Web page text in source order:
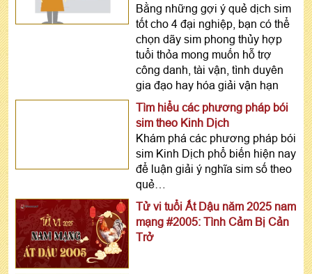
Bằng những gợi ý quẻ dịch sim
tốt cho 4 đại nghiệp, bạn có thể
chọn dãy sim phong thủy hợp
tuổi thỏa mong muốn hỗ trợ
công danh, tài vận, tình duyên
gia đạo hay hóa giải vận hạn
Tìm hiểu các phương pháp bói
sim theo Kinh Dịch
Khám phá các phương pháp bói
sim Kinh Dịch phổ biến hiện nay
để luận giải ý nghĩa sim số theo
quẻ…
Tử vi tuổi Ất Dậu năm 2025 nam
mạng #2005: Tình Cảm Bị Cản
Trở